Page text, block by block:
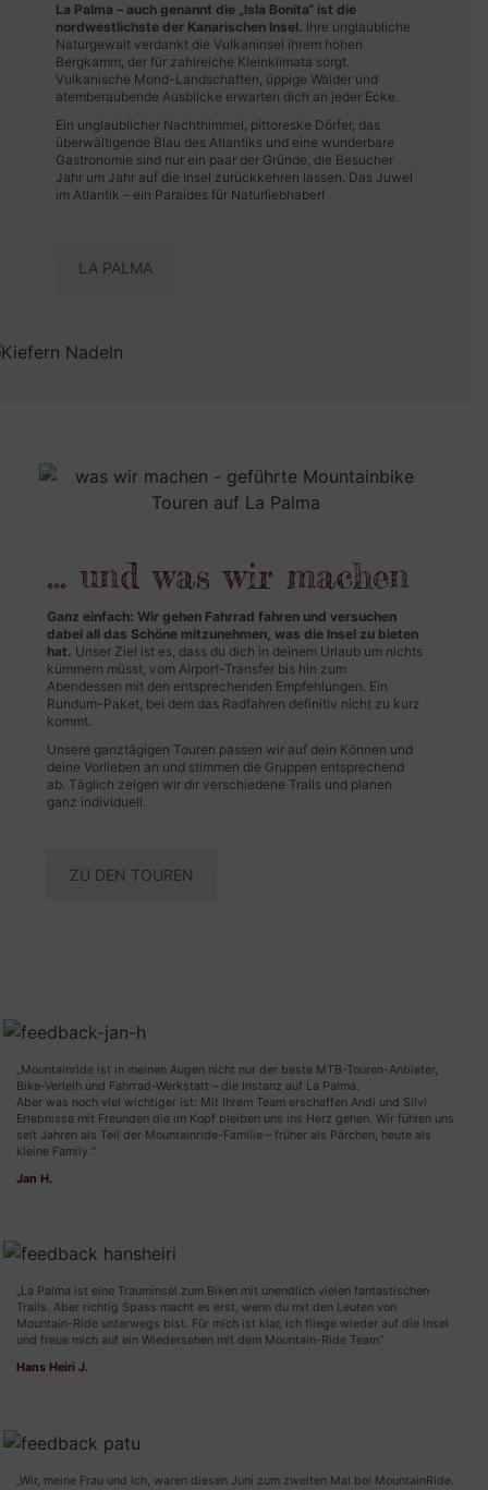
La Palma – auch genannt die „Isla Bonita“ ist die
nordwestlichste der Kanarischen Insel. Ihre unglaubliche
Naturgewalt verdankt die Vulkaninsel ihrem hohen
Bergkamm, der für zahlreiche Kleinklimata sorgt.
Vulkanische Mond-Landschaften, üppige Wälder und
atemberaubende Ausblicke erwarten dich an jeder Ecke.
Ein unglaublicher Nachthimmel, pittoreske Dörfer, das
überwältigende Blau des Atlantiks und eine wunderbare
Gastronomie sind nur ein paar der Gründe, die Besucher
Jahr um Jahr auf die Insel zurückkehren lassen. Das Juwel
im Atlantik – ein Paraides für Naturliebhaber!
LA PALMA
… und was wir machen
Ganz einfach: Wir gehen Fahrrad fahren und versuchen
dabei all das Schöne mitzunehmen, was die Insel zu bieten
hat. Unser Ziel ist es, dass du dich in deinem Urlaub um nichts
kümmern müsst, vom Airport-Transfer bis hin zum
Abendessen mit den entsprechenden Empfehlungen. Ein
Rundum-Paket, bei dem das Radfahren definitiv nicht zu kurz
kommt.
Unsere ganztägigen Touren passen wir auf dein Können und
deine Vorlieben an und stimmen die Gruppen entsprechend
ab. Täglich zeigen wir dir verschiedene Trails und planen
ganz individuell.
ZU DEN TOUREN
„Mountainride ist in meinen Augen nicht nur der beste MTB-Touren-Anbieter,
Bike-Verleih und Fahrrad-Werkstatt – die Instanz auf La Palma.
Aber was noch viel wichtiger ist: Mit Ihrem Team erschaffen Andi und Silvi
Erlebnisse mit Freunden die im Kopf bleiben uns ins Herz gehen. Wir fühlen uns
seit Jahren als Teil der Mountainride-Familie – früher als Pärchen, heute als
kleine Family.“
Jan H.
„La Palma ist eine Trauminsel zum Biken mit unendlich vielen fantastischen
Trails. Aber richtig Spass macht es erst, wenn du mit den Leuten von
Mountain-Ride unterwegs bist. Für mich ist klar, ich fliege wieder auf die Insel
und freue mich auf ein Wiedersehen mit dem Mountain-Ride Team“
Hans Heiri J.
„Wir, meine Frau und ich, waren diesen Juni zum zweiten Mal bei MountainRide.